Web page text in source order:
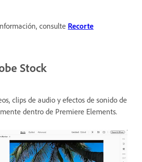
consulte Recorte
Stock
clips de audio y efectos de sonido de
dentro de Premiere Elements.